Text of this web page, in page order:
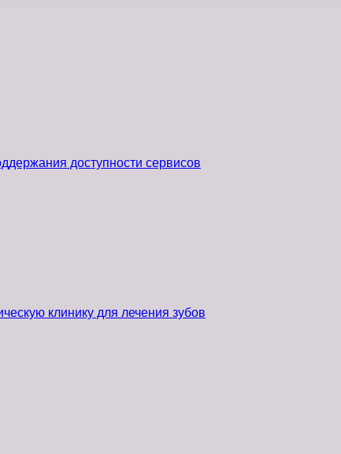
доступности сервисов
клинику для лечения зубов